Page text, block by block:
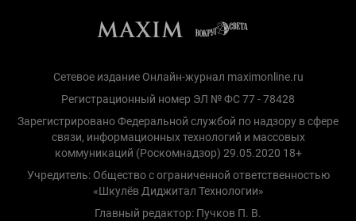
Сетевое издание Онлайн-журнал maximonline.ru
Регистрационный номер ЭЛ № ФС 77 - 78428
Зарегистрировано Федеральной службой по надзору в сфере
связи, информационных технологий и массовых
коммуникаций (Роскомнадзор) 29.05.2020 18+
Учредитель: Общество с ограниченной ответственностью
«Шкулёв Диджитал Технологии»
Главный редактор: Пучков П. В.